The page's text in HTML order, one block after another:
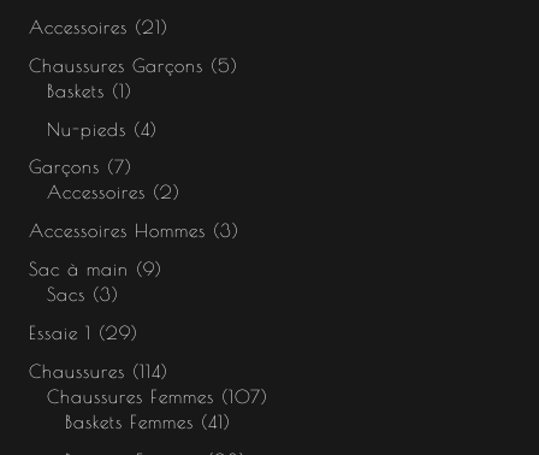
Accessoires
21
Chaussures Garçons
5
Baskets
1
Nu-pieds
4
Garçons
7
Accessoires
2
Accessoires Hommes
3
Sac à main
9
Sacs
3
Essaie 1
29
Chaussures
114
Chaussures Femmes
107
Baskets Femmes
41